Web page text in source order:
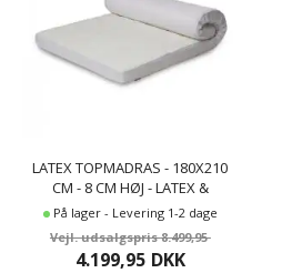
LATEX TOPMADRAS - 180X210
CM - 8 CM HØJ - LATEX &
NATURLATEX - ZEN SLEEP
TOPMADRAS TIL DOBBELT
SENG
På lager - Levering 1-2 dage
8.499,95
4.199,95 DKK